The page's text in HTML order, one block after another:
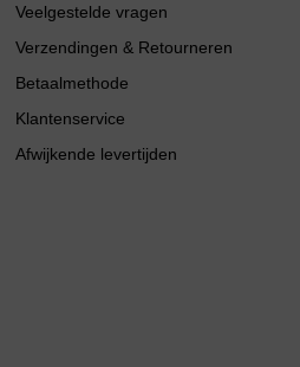
Veelgestelde vragen
Verzendingen & Retourneren
Betaalmethode
Klantenservice
Afwijkende levertijden